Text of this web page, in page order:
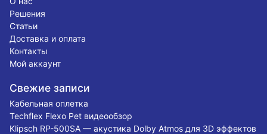
Решения
Статьи
Доставка и оплата
Контакты
Мой аккаунт
Свежие записи
Кабельная оплетка
Techflex Flexo Pet видеообзор
Klipsch RP-500SA — акустика Dolby Atmos для 3D эффектов